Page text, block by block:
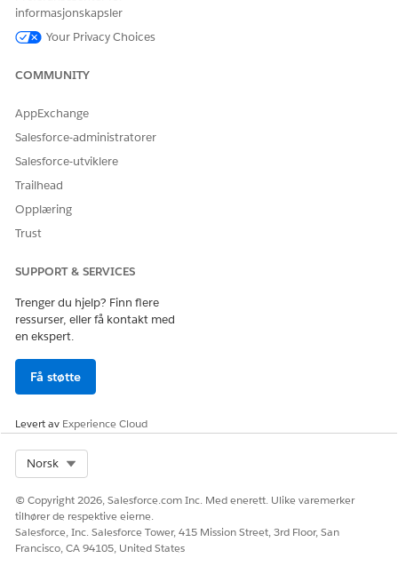
informasjonskapsler
Your Privacy Choices
COMMUNITY
AppExchange
Salesforce-administratorer
Salesforce-utviklere
Trailhead
Opplæring
Trust
SUPPORT & SERVICES
Trenger du hjelp? Finn flere
ressurser, eller få kontakt med
en ekspert.
Få støtte
Levert av Experience Cloud
Norsk
© Copyright 2026, Salesforce.com Inc. Med enerett. Ulike varemerker
tilhører de respektive eierne.
Salesforce, Inc. Salesforce Tower, 415 Mission Street, 3rd Floor, San
Francisco, CA 94105, United States